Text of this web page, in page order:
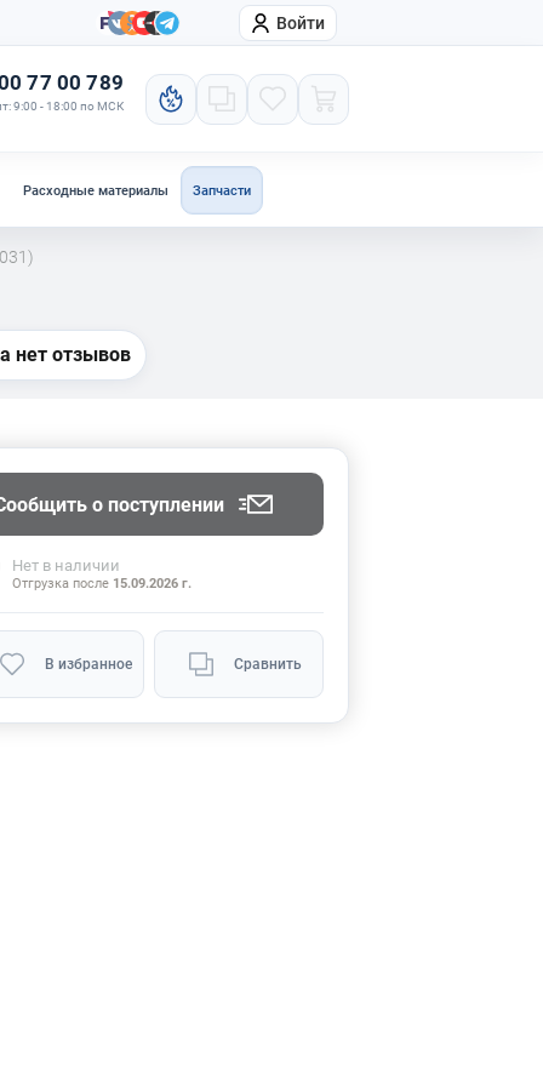
Компания Войти
77 00 789
9:00 - 18:00 по МСК
Расходные материалы Запчасти
нет отзывов
о поступлении
Нет в наличии
Отгрузка после 15.09.2026 г.
В избранное Сравнить